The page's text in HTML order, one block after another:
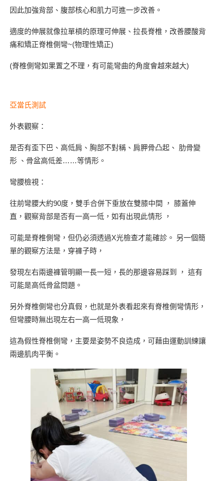
因此加強背部、腹部核心和肌力可進一步改善。
適度的伸展就像拉單槓的原理可伸展、拉長脊椎，改善腰酸背
痛和矯正脊椎側彎~(物理性矯正)
(脊椎側彎如果置之不理，有可能彎曲的角度會越來越大)
亞當氏測試
外表觀察：
是否有歪下巴、高低肩、胸部不對稱、肩胛骨凸起、 肋骨變
形 、骨盆高低差……等情形。
彎腰檢視：
往前彎腰大約90度，雙手合併下垂放在雙膝中間 ， 膝蓋伸
直，觀察背部是否有一高一低，如有出現此情形 ，
可能是脊椎側彎，但仍必須透過X光檢查才能確診。 另一個簡
單的觀察方法是，穿褲子時，
發現左右兩邊褲管明顯一長一短，長的那邊容易踩到 ， 這有
可能是高低骨盆問題。
另外脊椎側彎也分真假，也就是外表看起來有脊椎側彎情形，
但彎腰時無出現左右一高一低現象，
這為假性脊椎側彎，主要是姿勢不良造成，可藉由運動訓練讓
兩邊肌肉平衡。